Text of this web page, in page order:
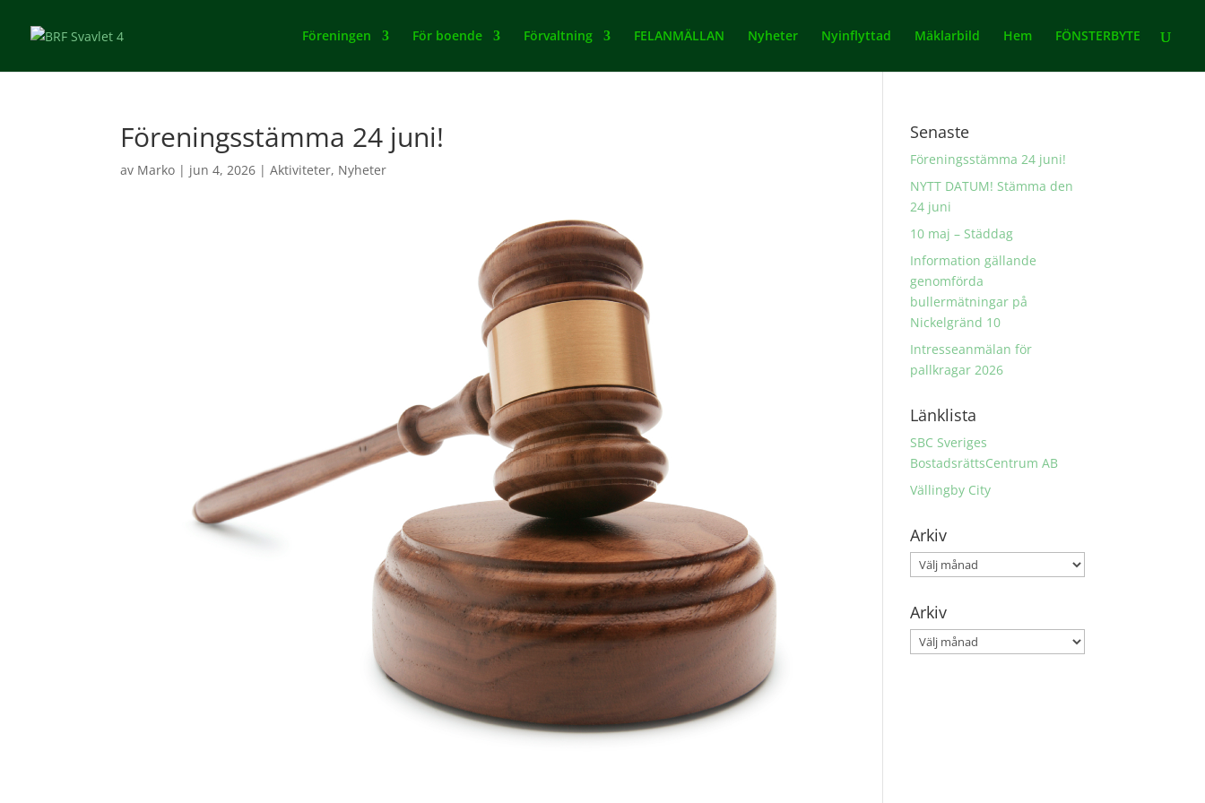
Föreningen För boende Förvaltning FELANMÄLLAN Nyheter Nyinflyttad Mäklarbild Hem FÖNSTERBYTE
Föreningsstämma 24 juni!
av Marko | jun 4, 2026 |Aktiviteter, Nyheter
Senaste
Föreningsstämma 24 juni!
NYTT DATUM! Stämma den
24 juni
10 maj – Städdag
Information gällande
genomförda
bullermätningar på
Nickelgränd 10
Intresseanmälan för
pallkragar 2026
Länklista
SBC Sveriges
BostadsrättsCentrum AB
Vällingby City
Arkiv
Arkiv
Arkiv
Arkiv